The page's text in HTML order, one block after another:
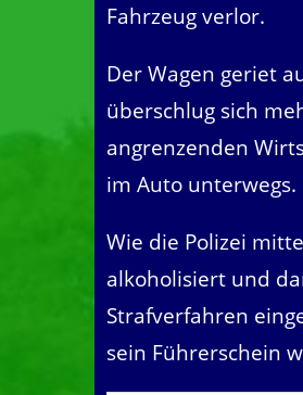
Fahrzeug verlor.
Der Wagen geriet
überschlug sich
angrenzenden
im Auto unterwegs.
Wie die Polizei
alkoholisiert und
Strafverfahren
sein Führerschein